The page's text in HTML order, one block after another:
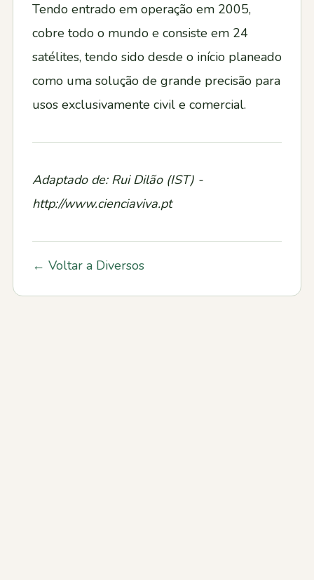
Tendo entrado em operação em 2005,
cobre todo o mundo e consiste em 24
satélites, tendo sido desde o início planeado
como uma solução de grande precisão para
usos exclusivamente civil e comercial.
Adaptado de: Rui Dilão (IST) -
http://www.cienciaviva.pt
← Voltar a Diversos